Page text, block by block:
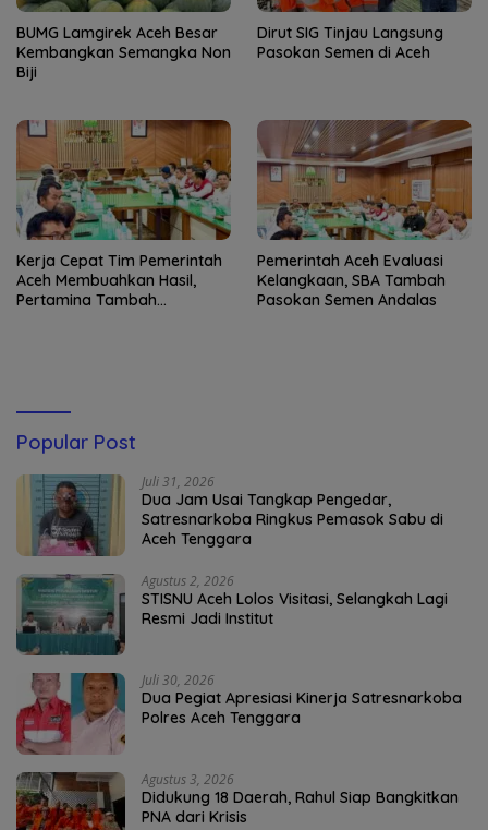
BUMG Lamgirek Aceh Besar
Kembangkan Semangka Non
Biji
Dirut SIG Tinjau Langsung
Pasokan Semen di Aceh
Kerja Cepat Tim Pemerintah
Aceh Membuahkan Hasil,
Pertamina Tambah
Pemerintah Aceh Evaluasi
Kelangkaan, SBA Tambah
Pasokan Semen Andalas
Popular Post
Juli 31, 2026
Dua Jam Usai Tangkap Pengedar,
Satresnarkoba Ringkus Pemasok Sabu di
Aceh Tenggara
Agustus 2, 2026
STISNU Aceh Lolos Visitasi, Selangkah Lagi
Resmi Jadi Institut
Juli 30, 2026
Dua Pegiat Apresiasi Kinerja Satresnarkoba
Polres Aceh Tenggara
Agustus 3, 2026
Didukung 18 Daerah, Rahul Siap Bangkitkan
PNA dari Krisis